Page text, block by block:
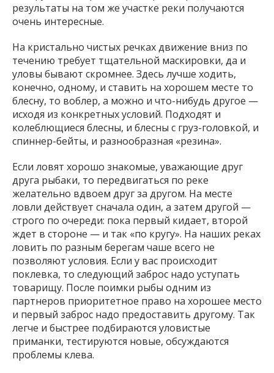
результаты на том же участке реки получаются
очень интересные.
На кристально чистых речках движение вниз по
течению требует тщательной маскировки, да и
уловы бывают скромнее. Здесь лучше ходить,
конечно, одному, и ставить на хорошем месте то
блесну, то воблер, а можно и что-нибудь другое —
исходя из конкретных условий. Подходят и
колеблющиеся блесны, и блесны с груз-головкой, и
спиннер-бейты, и разнообразная «резина».
Если ловят хорошо знакомые, уважающие друг
друга рыбаки, то передвигаться по реке
желательно вдвоем друг за другом. На месте
ловли действует сначала один, а затем другой —
строго по очереди: пока первый кидает, второй
ждет в стороне — и так «по кругу». На наших реках
ловить по разным берегам чаше всего не
позволяют условия. Если у вас происходит
поклевка, то следующий заброс надо уступать
товарищу. После поимки рыбы одним из
партнеров приоритетное право на хорошее место
и первый заброс надо предоставить другому. Так
легче и быстрее подбираются уловистые
приманки, тестируются новые, обсуждаются
проблемы клева.